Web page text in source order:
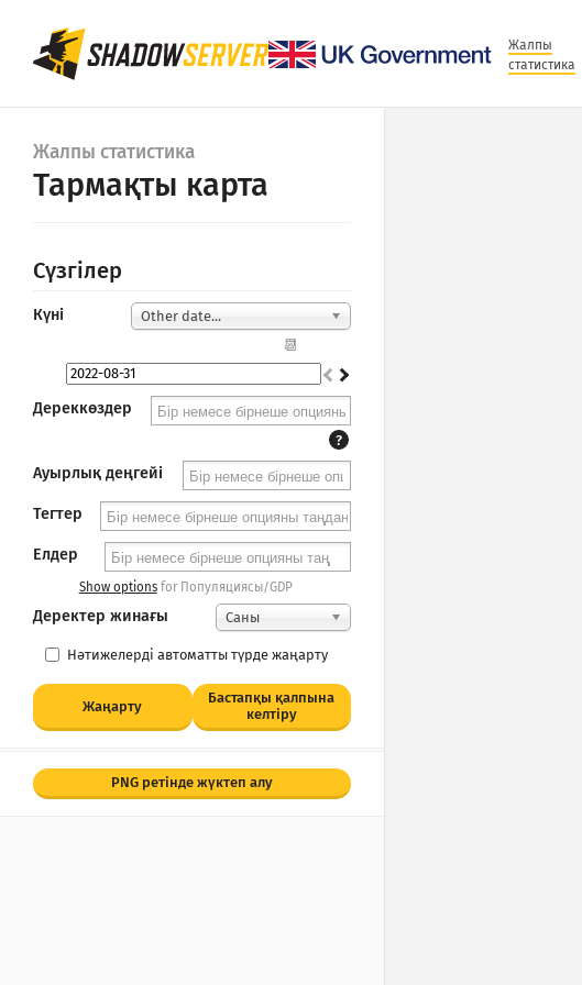
Жалпы
статистика
Жалпы статистика
Тармақты карта
Сүзгілер
Күні Other date...
📆
Дереккөздер
?
Ауырлық деңгейі
Тегтер
Елдер
Show optionsfor Популяциясы/GDP
Деректер жинағы Саны
Нәтижелерді автоматты түрде жаңарту
Жаңарту
Бастапқы қалпына
келтіру
PNG ретінде жүктеп алу